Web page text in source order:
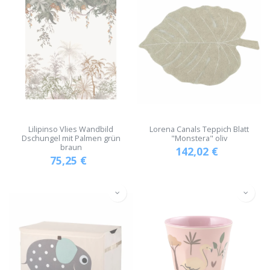
Lilipinso Vlies Wandbild
Dschungel mit Palmen grün
braun
75,25 €
Lorena Canals Teppich Blatt
"Monstera" oliv
142,02 €